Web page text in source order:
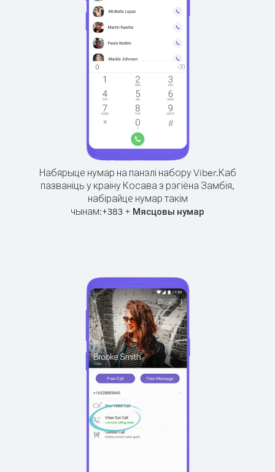
Набярыце нумар на панэлі набору Viber.Каб
пазваніць у краіну Косава з рэгіёна Замбія,
набірайце нумар такім
чынам:+383 + Мясцовы нумар